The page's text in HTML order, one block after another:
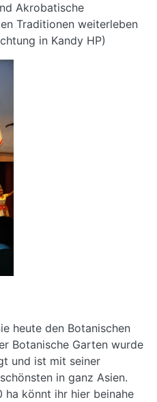
Akrobatische
Traditionen weiterleben
in Kandy HP)
heute den Botanischen
Botanische Garten wurde
und ist mit seiner
in ganz Asien.
ha könnt ihr hier beinahe